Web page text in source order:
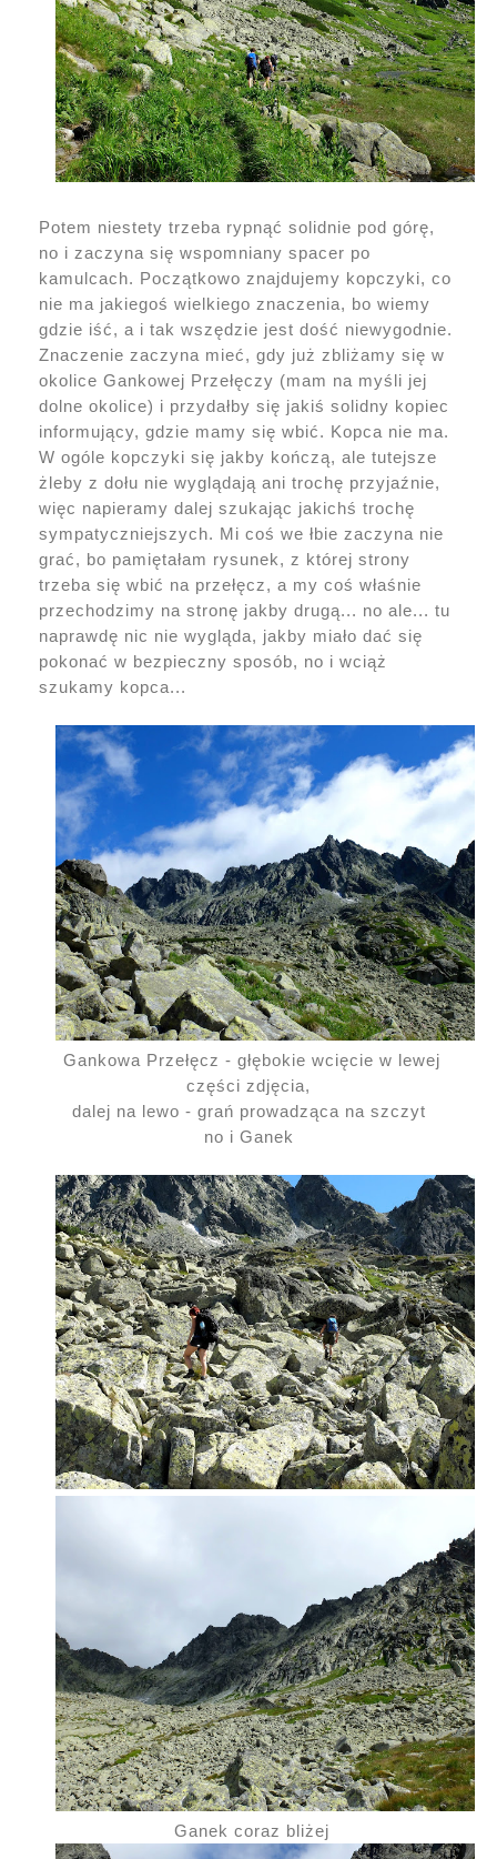
Potem niestety trzeba rypnąć solidnie pod górę,
no i zaczyna się wspomniany spacer po
kamulcach. Początkowo znajdujemy kopczyki, co
nie ma jakiegoś wielkiego znaczenia, bo wiemy
gdzie iść, a i tak wszędzie jest dość niewygodnie.
Znaczenie zaczyna mieć, gdy już zbliżamy się w
okolice Gankowej Przełęczy (mam na myśli jej
dolne okolice) i przydałby się jakiś solidny kopiec
informujący, gdzie mamy się wbić. Kopca nie ma.
W ogóle kopczyki się jakby kończą, ale tutejsze
żleby z dołu nie wyglądają ani trochę przyjaźnie,
więc napieramy dalej szukając jakichś trochę
sympatyczniejszych. Mi coś we łbie zaczyna nie
grać, bo pamiętałam rysunek, z której strony
trzeba się wbić na przełęcz, a my coś właśnie
przechodzimy na stronę jakby drugą... no ale... tu
naprawdę nic nie wygląda, jakby miało dać się
pokonać w bezpieczny sposób, no i wciąż
szukamy kopca...
Gankowa Przełęcz - głębokie wcięcie w lewej
części zdjęcia,
dalej na lewo - grań prowadząca na szczyt
no i Ganek
Ganek coraz bliżej